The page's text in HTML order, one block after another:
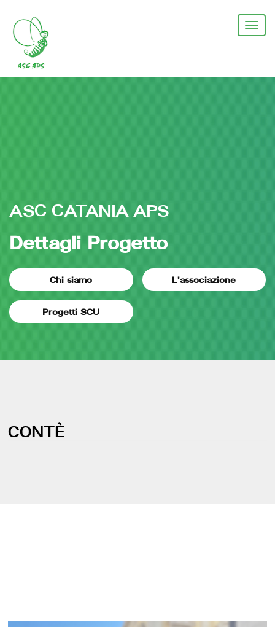
contenuto
principale
ASC CATANIA APS
Dettagli Progetto
Chi siamo L'associazione
Progetti SCU
CONTÈ